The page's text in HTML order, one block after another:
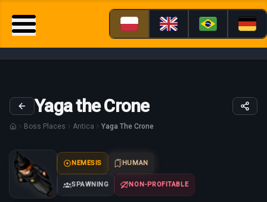
Yaga the Crone
Boss Places Antica Yaga The Crone
NEMESIS HUMAN
SPAWNING NON-PROFITABLE